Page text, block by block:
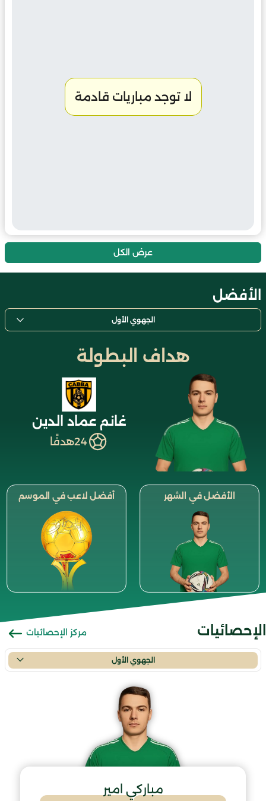
لا توجد مباريات قادمة
عرض الكل
الأفضل
الجهوي الأول
هداف البطولة
غانم عماد الدين
24هدفًا
الأفضل في الشهر أفضل لاعب في الموسم
الإحصائيات مركز الإحصائيات
الجهوي الأول
مباركي امير